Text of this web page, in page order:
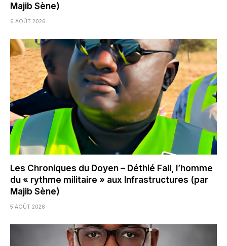
Majib Sène)
6 AOÛT 2026
Les Chroniques du Doyen – Déthié Fall, l’homme
du « rythme militaire » aux Infrastructures (par
Majib Sène)
5 AOÛT 2026